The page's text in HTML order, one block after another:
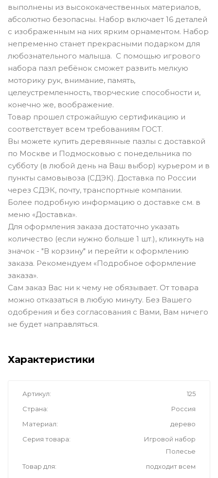
выполнены из высококачественных материалов,
абсолютно безопасны. Набор включает 16 деталей
с изображенным на них ярким орнаментом. Набор
непременно станет прекрасными подарком для
любознательного малыша. С помощью игрового
набора пазл ребёнок сможет развить мелкую
моторику рук, внимание, память,
целеустремленность, творческие способности и,
конечно же, воображение.
Товар прошел строжайшую сертификацию и
соответствует всем требованиям ГОСТ.
Вы можете купить деревянные пазлы с доставкой
по Москве и Подмосковью с понедельника по
субботу (в любой день на Ваш выбор) курьером и в
пункты самовывоза (СДЭК). Доставка по России
через СДЭК, почту, транспортные компании.
Более подробную информацию о доставке см. в
меню «Доставка».
Для оформления заказа достаточно указать
количество (если нужно больше 1 шт.), кликнуть на
значок - "В корзину" и перейти к оформлению
заказа. Рекомендуем «Подробное оформление
заказа».
Сам заказ Вас ни к чему не обязывает. От товара
можно отказаться в любую минуту. Без Вашего
одобрения и без согласования с Вами, Вам ничего
не будет направляться.
Характеристики
Артикул
125
Страна
Россия
Материал
дерево
Серия товара
Игровой набор
Полесье
Товар для
подходит всем